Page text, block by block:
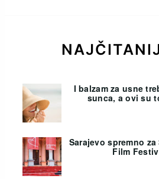
I balzam za usne
sunca, a ovi su
Sarajevo spremno za
Film